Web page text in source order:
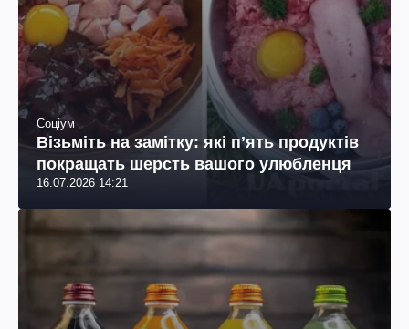
Соціум
Візьміть на замітку: які пʼять продуктів
покращать шерсть вашого улюбленця
16.07.2026 14:21